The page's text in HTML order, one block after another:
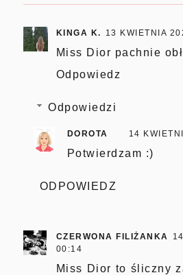
KINGA K. 13 KWIETNIA
Miss Dior pachnie
Odpowiedz
Odpowiedzi
DOROTA 14
Potwierdzam :)
ODPOWIEDZ
CZERWONA FILIŻANKA
00:14
Miss Dior to śliczny